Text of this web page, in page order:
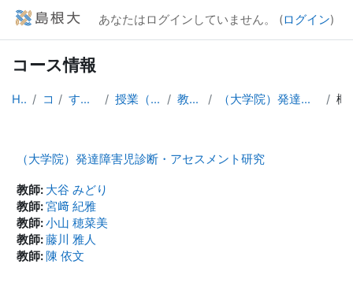
メインコンテンツへスキップする
あなたはログインしていません。 (ログイン)
コース情報
Home コース すべてのコース 授業（大学院生向け） 教育学研究科 （大学院）発達障害児診断・アセスメント研究
（大学院）発達障害児診断・アセスメント研究
教師: 大谷 みどり
教師:宮﨑 紀雅
教師:小山 穂菜美
教師:藤川 雅人
教師: 陳 依文